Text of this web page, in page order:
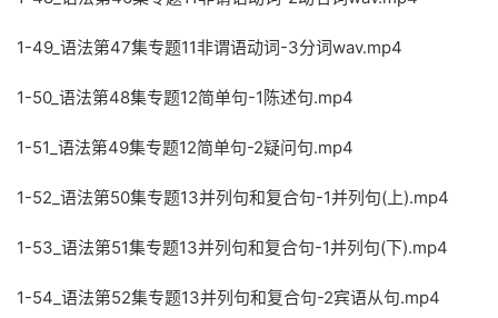
1-49_语法第47集专题11非谓语动词-3分词wav.mp4
1-50_语法第48集专题12简单句-1陈述句.mp4
1-51_语法第49集专题12简单句-2疑问句.mp4
1-52_语法第50集专题13并列句和复合句-1并列句(上).mp4
1-53_语法第51集专题13并列句和复合句-1并列句(下).mp4
1-54_语法第52集专题13并列句和复合句-2宾语从句.mp4